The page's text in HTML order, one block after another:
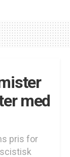
med
pris for